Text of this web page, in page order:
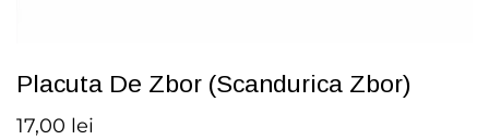
Placuta De Zbor (Scandurica Zbor)
17,00 lei